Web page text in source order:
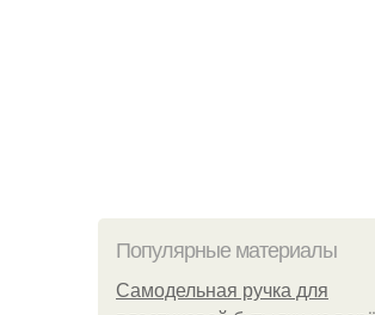
Популярные материалы
Самодельная ручка для